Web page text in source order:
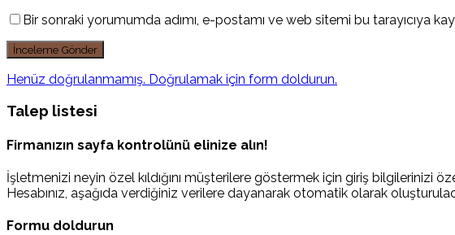
Bir sonraki yorumumda adımı, e-postamı ve web sitemi bu tarayıcıya
Henüz doğrulanmamış. Doğrulamak için form doldurun.
Talep listesi
Firmanızın sayfa kontrolünü elinize alın!
İşletmenizi neyin özel kıldığını müşterilere göstermek için giriş bilgilerinizi
Hesabınız, aşağıda verdiğiniz verilere dayanarak otomatik olarak
Formu doldurun